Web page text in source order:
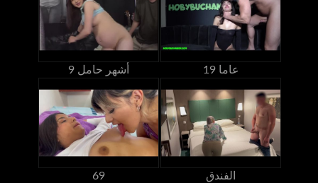
9 أشهر حامل 19 عاما
69 الفندق